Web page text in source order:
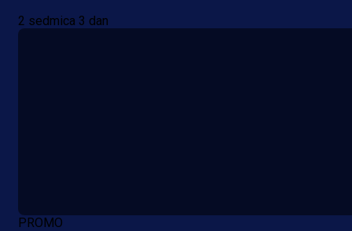
2 sedmica 3 dan
PROMO